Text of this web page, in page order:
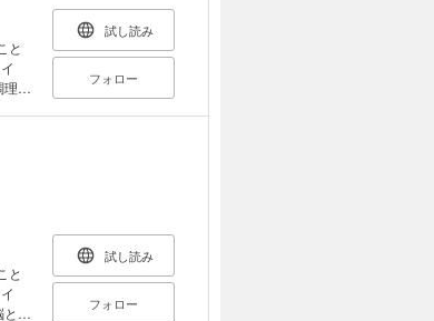
セ
ー
・か
・
鍋
ぎ
品
も
と
か
早
ワ
テ
豚
と
け
試し読み
フォロー
と
試し読み
フォロー